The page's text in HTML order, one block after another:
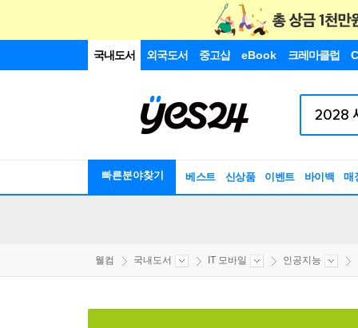
국내도서 외국도서 중고샵 eBook 크레마클럽
빠른분야찾기 베스트 신상품 이벤트 바이백 매
웰컴 국내도서 IT 모바일 인공지능